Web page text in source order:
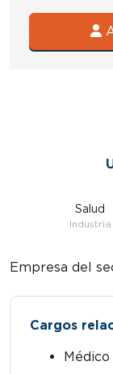
Salud
Industria
Empresa del
Cargos